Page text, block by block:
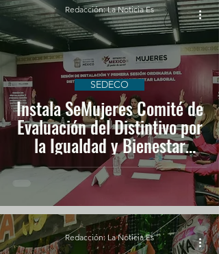
Instala SeMujeres Comité de
Evaluación del Distintivo por
la Igualdad y Bienestar
Laboral 2025
SEDECO
Redacción: La Noticia Es
Redacción: La Noticia Es